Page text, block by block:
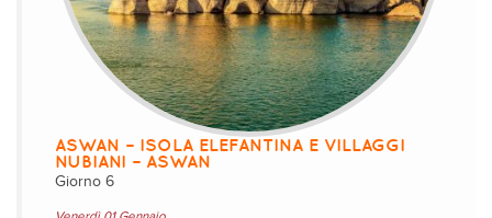
ASWAN – ISOLA ELEFANTINA E VILLAGGI
NUBIANI – ASWAN
Giorno 6